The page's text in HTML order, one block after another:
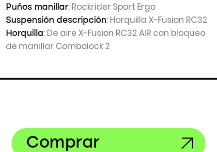
Puños manillar: Rockrider Sport Ergo
Suspensión descripción: Horquilla X-Fusion RC32
Horquilla: De aire X-Fusion RC32 AIR con bloqueo
de manillar Combolock 2
Comprar